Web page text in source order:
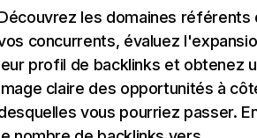
les domaines référents
concurrents, évaluez
profil de backlinks et obtenez
claire des opportunités à
vous pourriez passer.